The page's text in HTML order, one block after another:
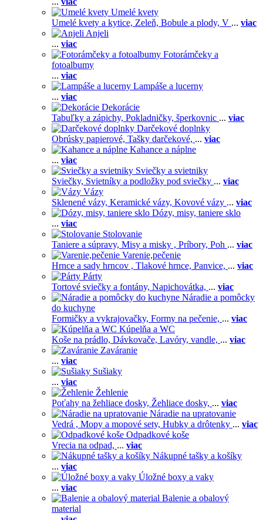
Umelé kvety
Umelé kvety a kytice, Zeleň, Bobule a plody, V ... viac
Anjeli
... viac
Fotorámčeky a
fotoalbumy
... viac
Lampáše a lucerny
... viac
Dekorácie
Tabuľky a zápichy, Pokladničky, šperkovnic ... viac
Darčekové doplnky
Obrúsky papierové, Tašky darčekové, ... viac
Kahance a náplne
... viac
Sviečky a svietniky
Sviečky, Svietníky a podložky pod sviečky ... viac
Vázy
Sklenené vázy, Keramické vázy, Kovové vázy ... viac
Dózy, misy, taniere sklo
... viac
Stolovanie
Taniere a súpravy, Misy a misky , Príbory, Poh ... viac
Varenie,pečenie
Hrnce a sady hrncov , Tlakové hrnce, Panvice, ... viac
Párty
Tortové sviečky a fontány, Napichovátka, ... viac
Náradie a pomôcky
do kuchyne
Formičky a vykrajovačky, Formy na pečenie, ... viac
Kúpelňa a WC
Koše na prádlo, Dávkovače, Lavóry, vandle, ... viac
Zaváranie
... viac
Sušiaky
... viac
Žehlenie
Poťahy na žehliace dosky, Žehliace dosky, ... viac
Náradie na upratovanie
Vedrá , Mopy a mopové sety, Hubky a drôtenky ... viac
Odpadkové koše
Vrecia na odpad, ... viac
Nákupné tašky a košíky
... viac
Úložné boxy a vaky
... viac
Balenie a obalový
material